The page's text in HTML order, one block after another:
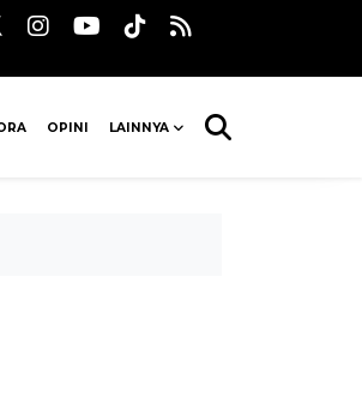
OPINI LAINNYA